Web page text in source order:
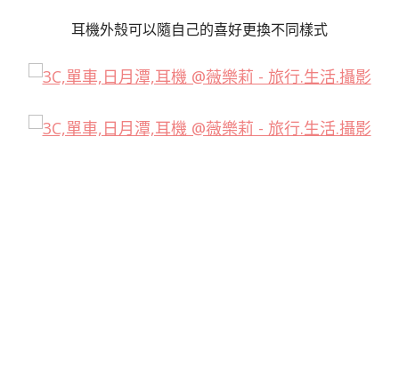
耳機外殼可以隨自己的喜好更換不同樣式